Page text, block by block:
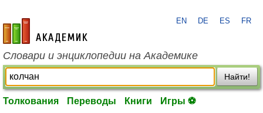
academic.ru
EN DE ES FR
Словари и энциклопедии на Академике
Найти!
Толкования Переводы Книги Игры ⚽